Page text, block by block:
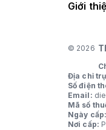
Giới
© 2026
Địa chỉ
Số điện
Email:
Mã số
Ngày cấp:
Nơi cấp: